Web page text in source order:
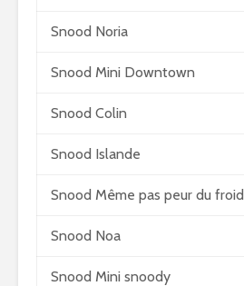
Snood Noria
Snood Mini Downtown
Snood Colin
Snood Islande
Snood Même pas peur du froid
Snood Noa
Snood Mini snoody